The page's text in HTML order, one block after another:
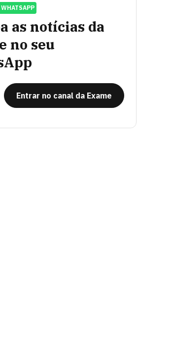
WHATSAPP
as notícias da
no seu
Entrar no canal da Exame